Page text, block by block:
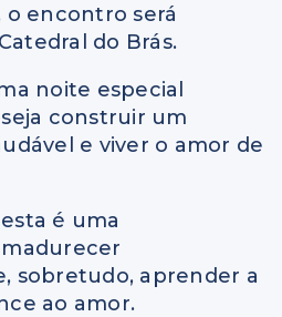
o encontro será
do Brás.
noite especial
construir um
e viver o amor de
é uma
sobretudo, aprender a
ao amor.